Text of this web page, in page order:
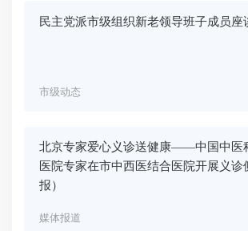
民主党派市级组织新老领导班子成员座
市级动态
北京专家爱心义诊送健康——中国中医
医院专家在市中西医结合医院开展义诊
报）
媒体报道